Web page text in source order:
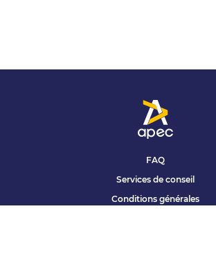
FAQ
Services de conseil
Conditions générales